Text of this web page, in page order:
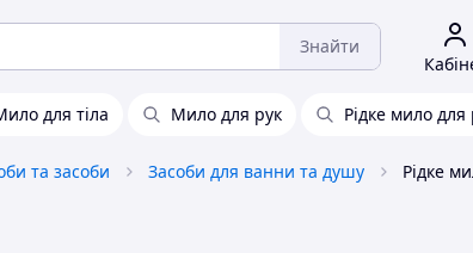
Знайти
для тіла Мило для рук Рідке мило для
та засоби Засоби для ванни та душу Рідке